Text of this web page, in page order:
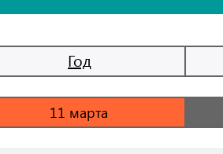
Год